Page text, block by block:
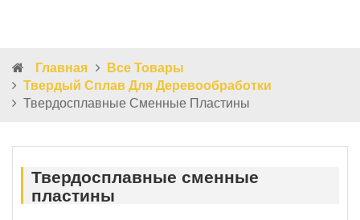
Главная
Все Товары
Твердый Сплав Для Деревообработки
Твердосплавные Сменные Пластины
Твердосплавные сменные
пластины